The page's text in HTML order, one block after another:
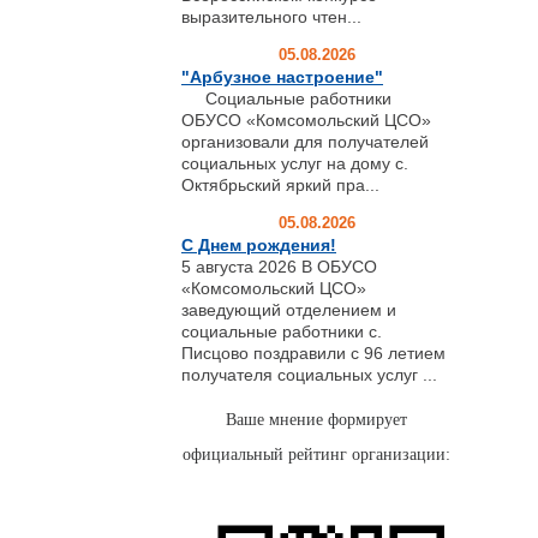
выразительного чтен...
05.08.2026
"Арбузное настроение"
Социальные работники
ОБУСО «Комсомольский ЦСО»
организовали для получателей
социальных услуг на дому с.
Октябрьский яркий пра...
05.08.2026
С Днем рождения!
5 августа 2026 В ОБУСО
«Комсомольский ЦСО»
заведующий отделением и
социальные работники с.
Писцово поздравили с 96 летием
получателя социальных услуг ...
Ваше мнение формирует
официальный рейтинг организации: